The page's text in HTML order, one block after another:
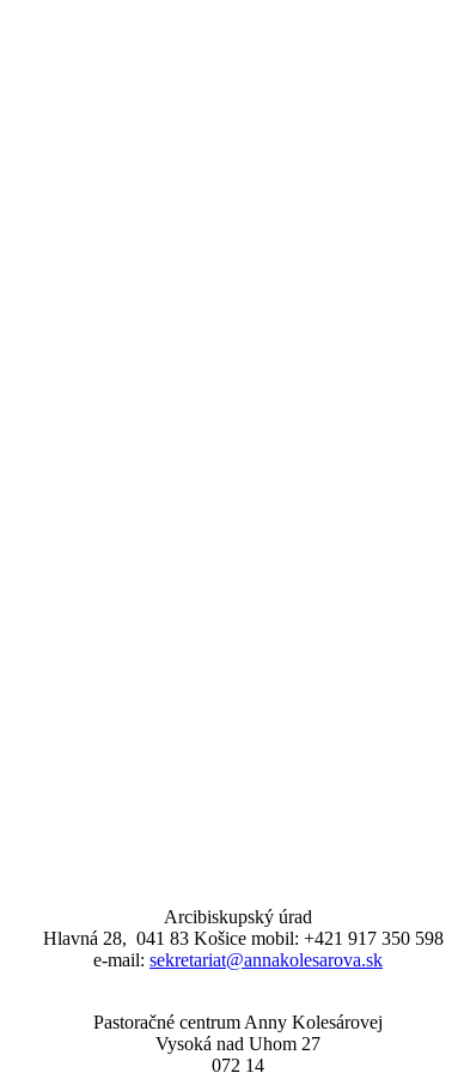
Arcibiskupský úrad
Hlavná 28, 041 83 Košice mobil: +421 917 350 598
e-mail: sekretariat@annakolesarova.sk
Pastoračné centrum Anny Kolesárovej
Vysoká nad Uhom 27
072 14